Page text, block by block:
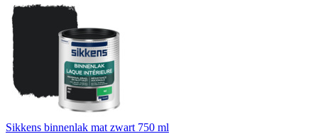
Sikkens binnenlak mat zwart 750 ml